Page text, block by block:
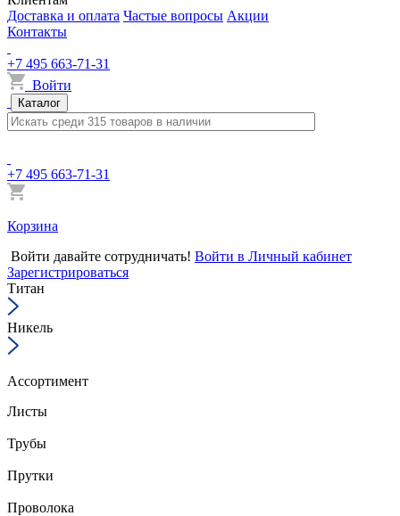
Доставка и оплата Частые вопросы Акции
Контакты
+7 495 663-71-31
Войти
Каталог
+7 495 663-71-31
Корзина
Войти давайте сотрудничать! Войти в Личный кабинет
Зарегистрироваться
Титан
Никель
Ассортимент
Листы
Трубы
Прутки
Проволока